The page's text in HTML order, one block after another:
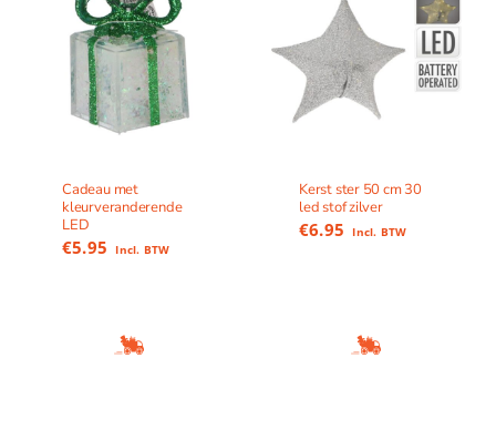
Cadeau met
kleurveranderende
LED
€5.95 Incl. BTW
Kerst ster 50 cm 30
led stof zilver
€6.95 Incl. BTW